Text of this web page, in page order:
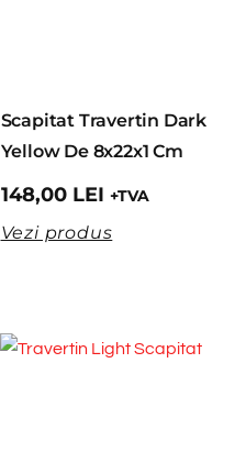
Scapitat Travertin Dark
Yellow De 8x22x1 Cm
148,00 LEI +TVA
Vezi produs